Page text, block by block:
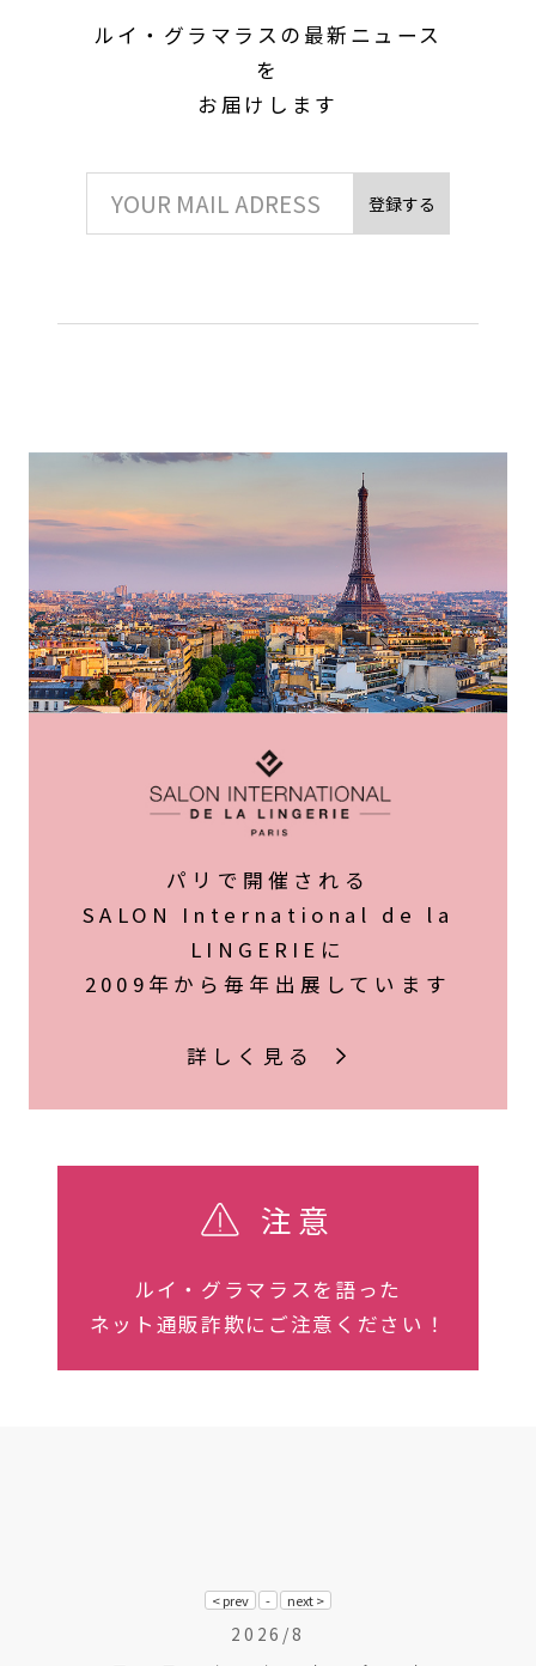
ルイ・グラマラスの最新ニュース
を
お届けします
登録する
パリで開催される
SALON International de la
LINGERIEに
2009年から毎年出展しています
詳しく見る
注意
ルイ・グラマラスを語った
ネット通販詐欺にご注意ください！
2026/8